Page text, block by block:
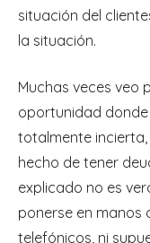
situación del
la situación.
Muchas veces veo
oportunidad
totalmente
hecho de tener
explicado no es
ponerse en manos
telefónicos, ni